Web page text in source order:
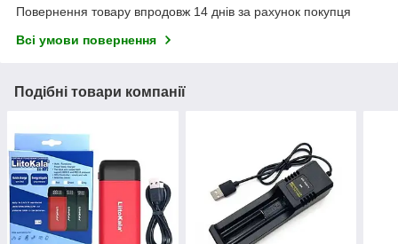
Повернення товару впродовж 14 днів за рахунок покупця
Всі умови повернення
Подібні товари компанії